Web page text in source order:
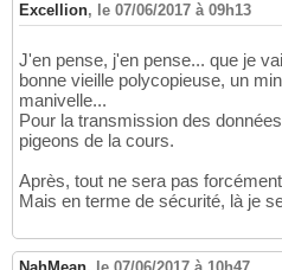
Excellion, le 07/06/2017 à 09h13
J'en pense, j'en pense... que je
bonne vieille polycopieuse, un
manivelle...
Pour la transmission des
pigeons de la cours.
Après, tout ne sera pas
Mais en terme de sécurité, là je